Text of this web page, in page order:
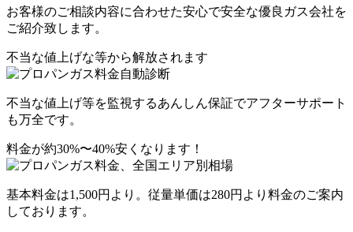
お客様のご相談内容に合わせた安心で安全な優良ガス会社を
ご紹介致します。
不当な値上げな等から解放されます
不当な値上げ等を監視するあんしん保証でアフターサポート
も万全です。
料金が約30%〜40%安くなります！
基本料金は1,500円 より。従量単価は280円 より料金のご案内
しております。